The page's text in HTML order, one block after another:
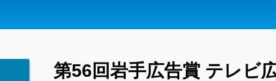
第56回岩手広告賞 テレビ